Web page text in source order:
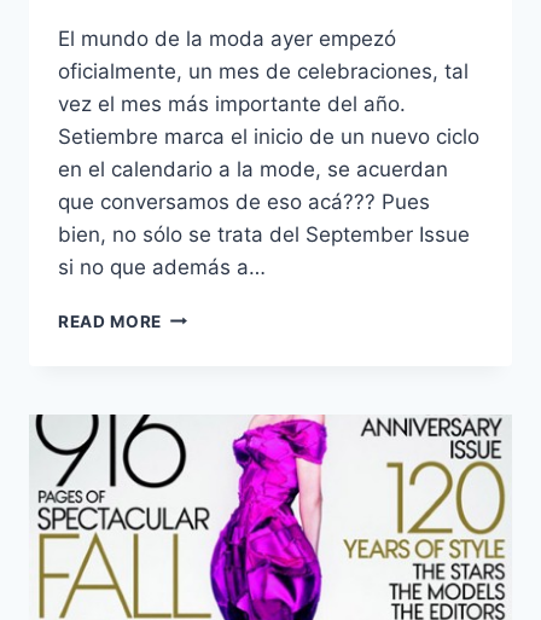
El mundo de la moda ayer empezó
oficialmente, un mes de celebraciones, tal
vez el mes más importante del año.
Setiembre marca el inicio de un nuevo ciclo
en el calendario a la mode, se acuerdan
que conversamos de eso acá??? Pues
bien, no sólo se trata del September Issue
si no que además a…
READ MORE @VOGUE
FNO
2012